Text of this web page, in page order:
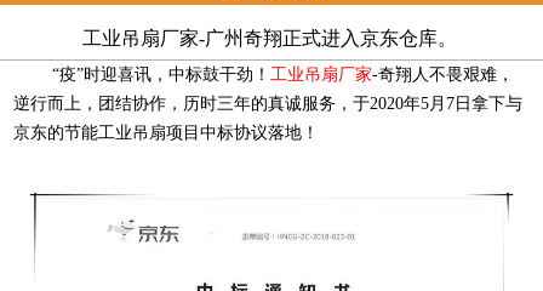
工业吊扇厂家-广州奇翔正式进入京东仓库。 ​
“疫”时迎喜讯，中标鼓干劲！工业吊扇厂家-奇翔人不畏艰难，
逆行而上，团结协作，历时三年的真诚服务，于2020年5月7日拿下与
京东的节能工业吊扇项目中标协议落地！